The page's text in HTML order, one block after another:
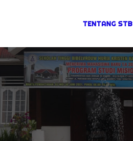
TENTANG STB